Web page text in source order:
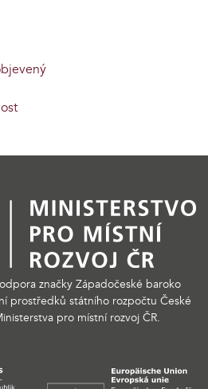
značky Západočeské baroko
prostředků státního rozpočtu České
pro místní rozvoj ČR.